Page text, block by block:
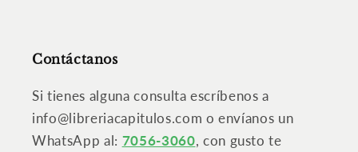
Contáctanos
Si tienes alguna consulta escríbenos a
info@libreriacapitulos.com o envíanos un
WhatsApp al: 7056-3060, con gusto te